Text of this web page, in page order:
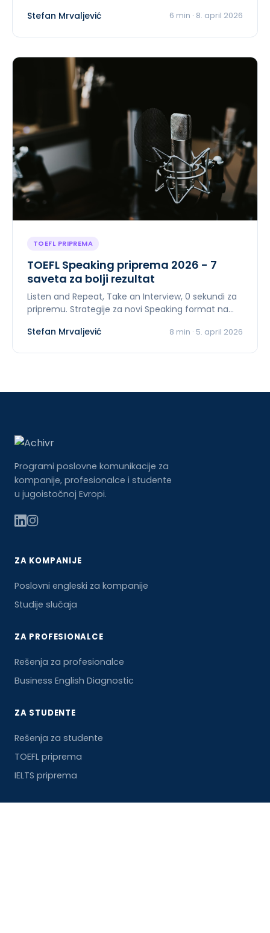
Stefan Mrvaljević
6 min · 8. april 2026
TOEFL PRIPREMA
TOEFL Speaking priprema 2026 - 7
saveta za bolji rezultat
Listen and Repeat, Take an Interview, 0 sekundi za
pripremu. Strategije za novi Speaking format na
Stefan Mrvaljević
8 min · 5. april 2026
Programi poslovne komunikacije za
kompanije, profesionalce i studente
u jugoistočnoj Evropi.
ZA KOMPANIJE
Poslovni engleski za kompanije
Studije slučaja
ZA PROFESIONALCE
Rešenja za profesionalce
Business English Diagnostic
ZA STUDENTE
Rešenja za studente
TOEFL priprema
IELTS priprema